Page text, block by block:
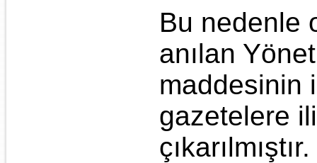
Bu nedenle
anılan
maddesinin
gazetelere
çıkarılmıştır.